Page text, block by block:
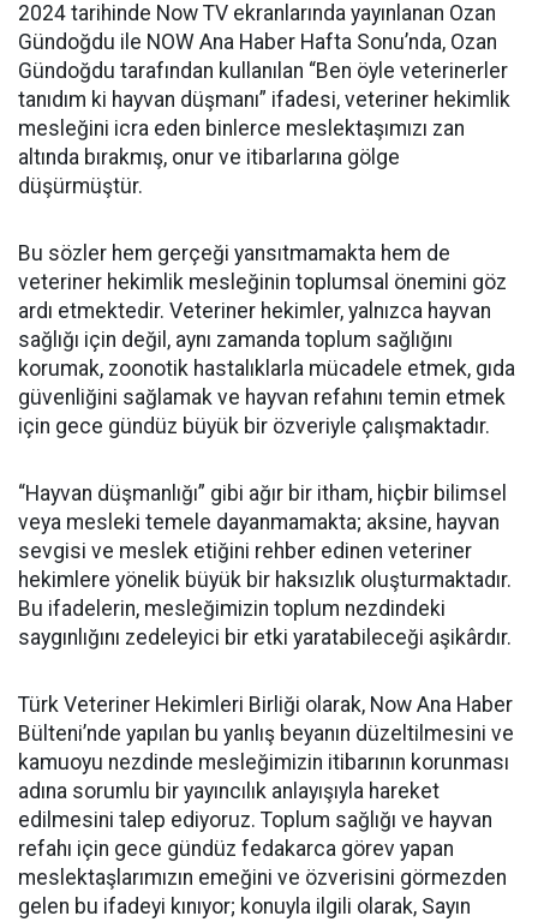
2024 tarihinde Now TV ekranlarında yayınlanan Ozan
Gündoğdu ile NOW Ana Haber Hafta Sonu’nda, Ozan
Gündoğdu tarafından kullanılan “Ben öyle veterinerler
tanıdım ki hayvan düşmanı” ifadesi, veteriner hekimlik
mesleğini icra eden binlerce meslektaşımızı zan
altında bırakmış, onur ve itibarlarına gölge
düşürmüştür.
Bu sözler hem gerçeği yansıtmamakta hem de
veteriner hekimlik mesleğinin toplumsal önemini göz
ardı etmektedir. Veteriner hekimler, yalnızca hayvan
sağlığı için değil, aynı zamanda toplum sağlığını
korumak, zoonotik hastalıklarla mücadele etmek, gıda
güvenliğini sağlamak ve hayvan refahını temin etmek
için gece gündüz büyük bir özveriyle çalışmaktadır.
“Hayvan düşmanlığı” gibi ağır bir itham, hiçbir bilimsel
veya mesleki temele dayanmamakta; aksine, hayvan
sevgisi ve meslek etiğini rehber edinen veteriner
hekimlere yönelik büyük bir haksızlık oluşturmaktadır.
Bu ifadelerin, mesleğimizin toplum nezdindeki
saygınlığını zedeleyici bir etki yaratabileceği aşikârdır.
Türk Veteriner Hekimleri Birliği olarak, Now Ana Haber
Bülteni’nde yapılan bu yanlış beyanın düzeltilmesini ve
kamuoyu nezdinde mesleğimizin itibarının korunması
adına sorumlu bir yayıncılık anlayışıyla hareket
edilmesini talep ediyoruz. Toplum sağlığı ve hayvan
refahı için gece gündüz fedakarca görev yapan
meslektaşlarımızın emeğini ve özverisini görmezden
gelen bu ifadeyi kınıyor; konuyla ilgili olarak, Sayın